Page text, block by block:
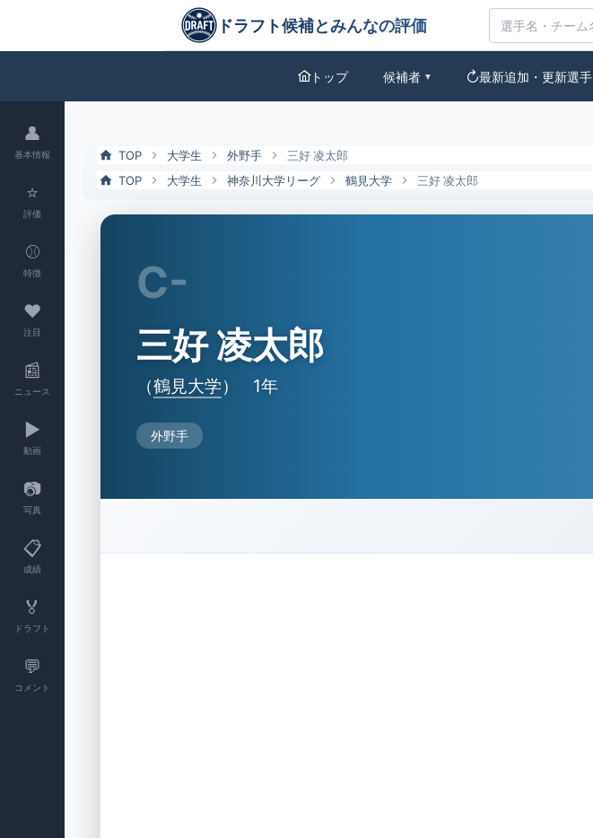
三好 凌太郎（鶴見大）の特徴とドラフト評価 | ドラフト候補とみんなの評価
ドラフト候補とみんなの評価
トップ 候補者 ▼ 最新追加・更新選手
👤
基本情報
⭐
評価
⚾
特徴
❤
注目
📰
ニュース
▶️
動画
📷
写真
📋
成績
🏅
ドラフト
💬
コメント
TOP 大学生 外野手
三好 凌太郎
TOP
大学生 神奈川大学リーグ 鶴見大学 三好 凌太郎
C-
三好 凌太郎
（鶴見大学） 1年
外野手